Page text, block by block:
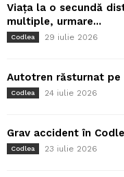
Viața la o secundă
multiple, urmare...
Codlea 29 iulie 2026
Autotren răsturnat pe
Codlea 24 iulie 2026
Grav accident în
Codlea 23 iulie 2026